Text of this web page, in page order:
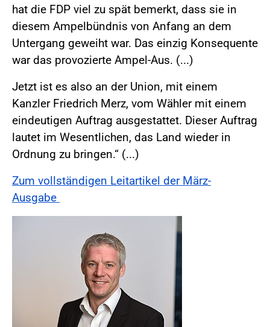
hat die FDP viel zu spät bemerkt, dass sie in
diesem Ampelbündnis von Anfang an dem
Untergang geweiht war. Das einzig Konsequente
war das provozierte Ampel-Aus. (...)
Jetzt ist es also an der Union, mit einem
Kanzler Friedrich Merz, vom Wähler mit einem
eindeutigen Auftrag ausgestattet. Dieser Auftrag
lautet im Wesentlichen, das Land wieder in
Ordnung zu bringen.“ (...)
Zum vollständigen Leitartikel der März-
Ausgabe